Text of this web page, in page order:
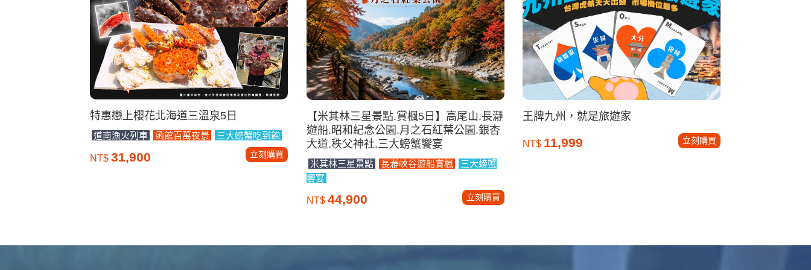
特惠戀上櫻花北海道三溫泉5日
道南漁火列車 函館百萬夜景 三大螃蟹吃到飽
NT$31,900 立刻購買
【米其林三星景點.賞楓5日】高尾山.長瀞
遊船.昭和紀念公園.月之石紅葉公園.銀杏
大道.秩父神社.三大螃蟹饗宴
米其林三星景點 長瀞峽谷遊船賞楓
三大螃蟹
饗宴
NT$ 44,900 立刻購買
王牌九州，就是旅遊家
NT$ 11,999 立刻購買